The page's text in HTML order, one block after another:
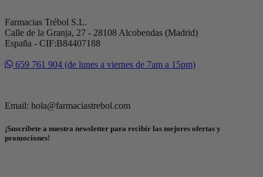
Farmacias Trébol S.L.
Calle de la Granja, 27 - 28108 Alcobendas (Madrid)
España - CIF:B84407188
659 761 904 (de lunes a viernes de 7am a 15pm)
Email: hola@farmaciastrebol.com
¡Suscríbete a nuestra newsletter para recibir las mejores ofertas y
promociones!